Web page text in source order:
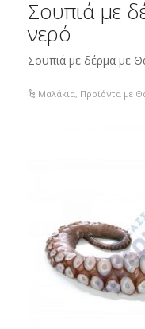
Σουπιά με
νερό
Σουπιά με δέρμα με
Μαλάκια, Προϊόντα με